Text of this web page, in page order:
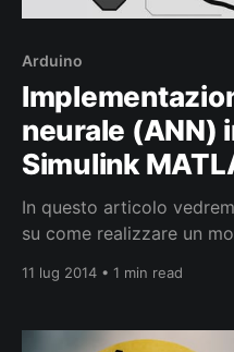
Arduino
neurale (ANN)
Simulink
In questo articolo
su come realizzare un
eseguirne
Arduino! Armati di teoria
11 lug 2014 • 1 min read